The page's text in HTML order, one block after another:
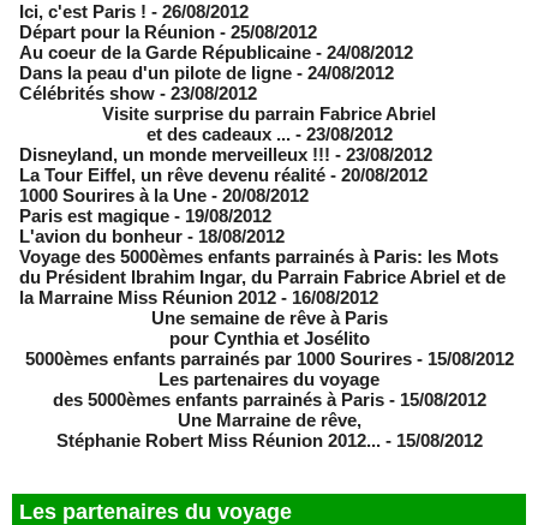
Ici, c'est Paris ! - 26/08/2012
Départ pour la Réunion - 25/08/2012
Au coeur de la Garde Républicaine - 24/08/2012
Dans la peau d'un pilote de ligne - 24/08/2012
Célébrités show - 23/08/2012
Visite surprise du parrain Fabrice Abriel
et des cadeaux ... - 23/08/2012
Disneyland, un monde merveilleux !!! - 23/08/2012
La Tour Eiffel, un rêve devenu réalité - 20/08/2012
1000 Sourires à la Une - 20/08/2012
Paris est magique - 19/08/2012
L'avion du bonheur - 18/08/2012
Voyage des 5000èmes enfants parrainés à Paris: les Mots
du Président Ibrahim Ingar, du Parrain Fabrice Abriel et de
la Marraine Miss Réunion 2012 - 16/08/2012
Une semaine de rêve à Paris
pour Cynthia et Josélito
5000èmes enfants parrainés par 1000 Sourires - 15/08/2012
Les partenaires du voyage
des 5000èmes enfants parrainés à Paris - 15/08/2012
Une Marraine de rêve,
Stéphanie Robert Miss Réunion 2012... - 15/08/2012
Les partenaires du voyage